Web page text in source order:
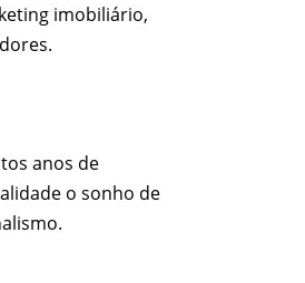
imobiliário,
anos de
o sonho de